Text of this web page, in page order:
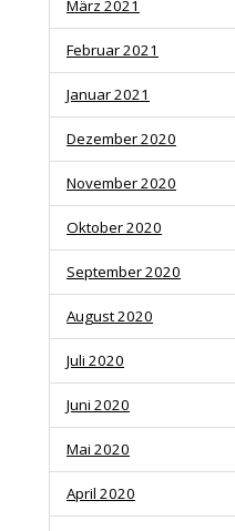
März 2021
Februar 2021
Januar 2021
Dezember 2020
November 2020
Oktober 2020
September 2020
August 2020
Juli 2020
Juni 2020
Mai 2020
April 2020